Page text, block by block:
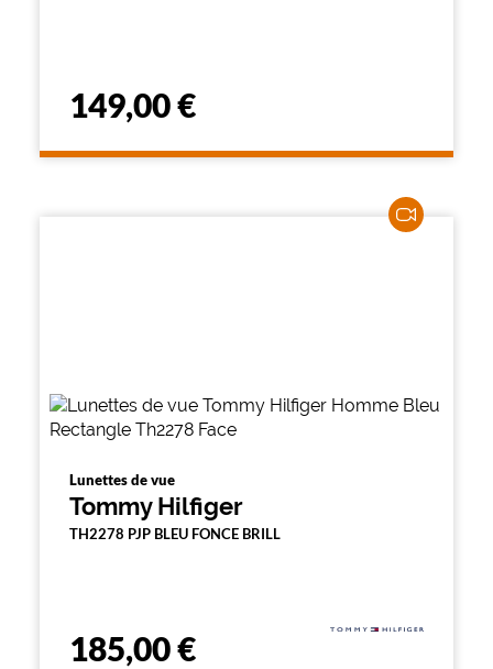
149,00 €
Lunettes de vue
Tommy Hilfiger
TH2278 PJP BLEU FONCE BRILL
185,00 €